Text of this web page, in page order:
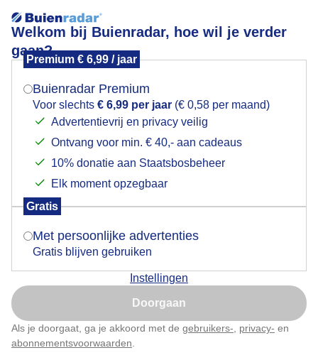
Welkom bij Buienradar, hoe wil je verder
gaan?
Premium € 6,99 / jaar
Buienradar Premium
Voor slechts € 6,99 per jaar (€ 0,58 per maand)
Advertentievrij en privacy veilig
Ontvang voor min. € 40,- aan cadeaus
10% donatie aan Staatsbosbeheer
Elk moment opzegbaar
Gratis
Met persoonlijke advertenties
Gratis blijven gebruiken
Instellingen
Doorgaan
Als je doorgaat, ga je akkoord met de gebruikers- privacy- en
abonnementsvoorwaarden
Zonsopkomst
Zonsopkomst en sluierwolken
Door: ria brasser Gemaakt: 11-11-2025, 36x bekeken
Mogen we je locatie gebruiken voor het
Indien je hier nog geen akkoord op hebt gegeven,
verschijnt er zo een pop-up uit je browser waarin
Is goed, toon de popup
Nu niet, misschien later
Klik hierom dit aan te passen